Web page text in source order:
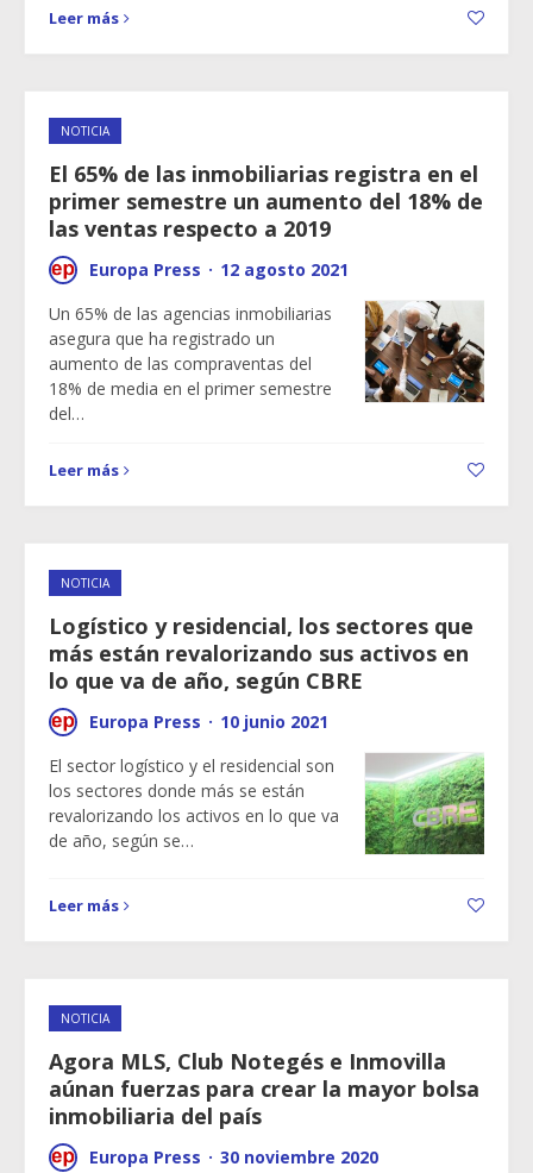
Leer más
NOTICIA
El 65% de las inmobiliarias registra en el
primer semestre un aumento del 18% de
las ventas respecto a 2019
Europa Press · 12 agosto 2021
Un 65% de las agencias inmobiliarias
asegura que ha registrado un
aumento de las compraventas del
18% de media en el primer semestre
del…
Leer más
NOTICIA
Logístico y residencial, los sectores que
más están revalorizando sus activos en
lo que va de año, según CBRE
Europa Press · 10 junio 2021
El sector logístico y el residencial son
los sectores donde más se están
revalorizando los activos en lo que va
de año, según se…
Leer más
NOTICIA
Agora MLS, Club Notegés e Inmovilla
aúnan fuerzas para crear la mayor bolsa
inmobiliaria del país
Europa Press · 30 noviembre 2020